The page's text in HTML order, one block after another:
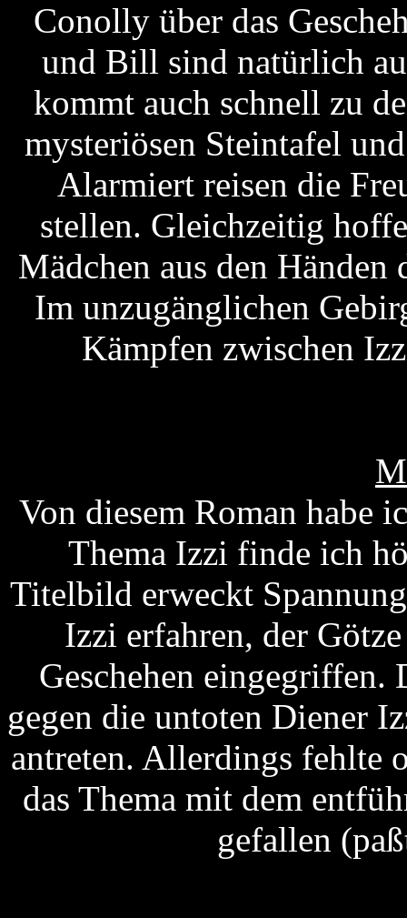
Conolly über das
und Bill sind natürlich
kommt auch schnell zu
mysteriösen Steintafel
Alarmiert reisen die
stellen. Gleichzeitig
Mädchen aus den
Im unzugänglichen
Kämpfen zwischen
Von diesem Roman habe
Thema Izzi finde ich
Titelbild erweckt
Izzi erfahren, der
Geschehen eingegriffen.
gegen die untoten Diener
antreten. Allerdings fehlte
das Thema mit dem
gefallen